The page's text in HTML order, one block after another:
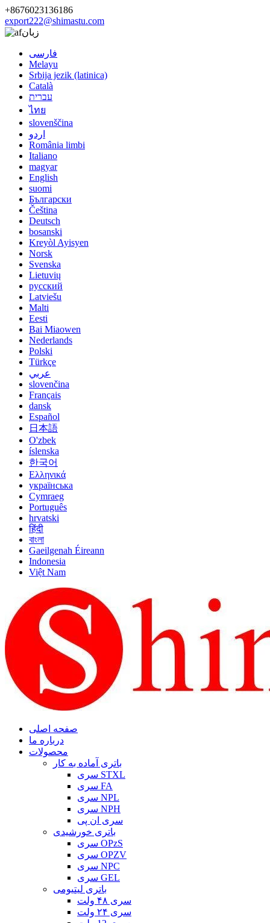
+8676023136186
export222@shimastu.com
زبان
فارسی
Melayu
Srbija jezik (latinica)
Català
עברית
ไทย
slovenščina
اردو
România limbi
Italiano
magyar
English
suomi
Български
Čeština
Deutsch
bosanski
Kreyòl Ayisyen
Norsk
Svenska
Lietuvių
русский
Latviešu
Malti
Eesti
Bai Miaowen
Nederlands
Polski
Türkçe
عربي
slovenčina
Français
dansk
Español
日本語
O'zbek
íslenska
한국어
Ελληνικά
українська
Cymraeg
Português
hrvatski
हिंदी
বাংলা
Gaeilgenah Éireann
Indonesia
Việt Nam
صفحه اصلی
درباره ما
محصولات
باتری آماده به کار
سری STXL
سری FA
سری NPL
سری NPH
سری ان پی
باتری خورشیدی
سری OPzS
سری OPZV
سری NPC
سری GEL
باتری لیتیومی
سری ۴۸ ولت
سری ۲۴ ولت